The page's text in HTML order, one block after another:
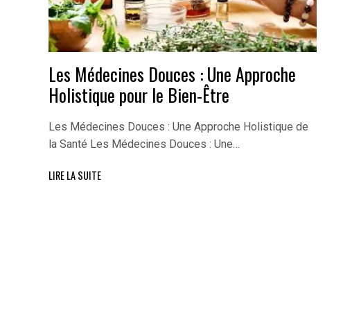
Les Médecines Douces : Une Approche
Holistique pour le Bien-Être
Les Médecines Douces : Une Approche Holistique de
la Santé Les Médecines Douces : Une…
LIRE LA SUITE